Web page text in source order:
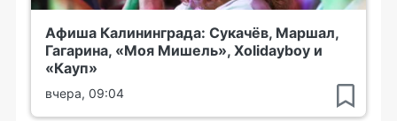
Афиша Калининграда: Сукачёв, Маршал,
Гагарина, «Моя Мишель», Xolidayboy и
«Кауп»
вчера, 09:04